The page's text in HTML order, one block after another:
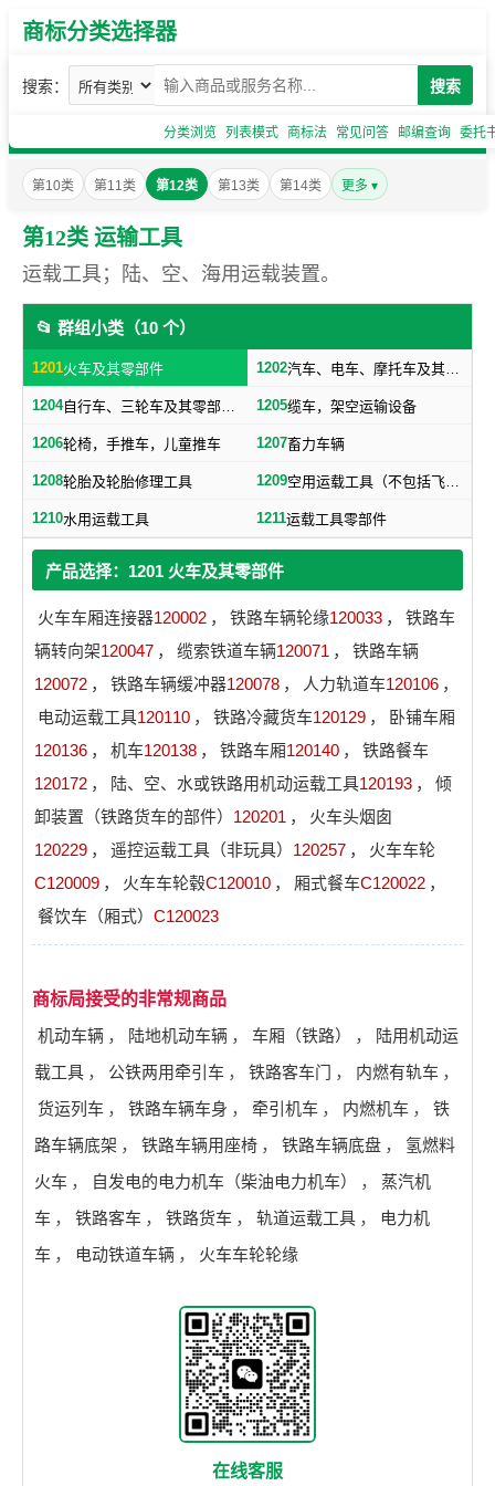
商标分类选择器
搜索： 搜索
分类浏览 列表模式 商标法 常见问答 邮编查询 委托
第10类 第11类 第12类 第13类 第14类 更多 ▾
第12类 运输工具
运载工具；陆、空、海用运载装置。
📂 群组小类（10 个）
1201火车及其零部件 1202 汽车、电车、摩托车及其零部件（不包括轮胎）
1204 自行车、三轮车及其零部件（不包括轮胎） 1205缆车，架空运输设备
1206轮椅，手推车，儿童推车 1207畜力车辆
1208轮胎及轮胎修理工具 1209 空用运载工具（不包括飞机轮胎）
1210水用运载工具 1211运载工具零部件
产品选择：1201 火车及其零部件
火车车厢连接器120002 ， 铁路车辆轮缘120033 ，
铁路车
辆转向架120047 ， 缆索铁道车辆120071 ，
铁路车辆
120072 ， 铁路车辆缓冲器120078 ， 人力轨道车120106 ，
电动运载工具120110 ， 铁路冷藏货车120129 ，
卧铺车厢
120136 ， 机车120138 ， 铁路车厢120140 ，
铁路餐车
120172 ， 陆、空、水或铁路用机动运载工具120193 ，
倾
卸装置（铁路货车的部件） 120201 ，
火车头烟囱
120229 ， 遥控运载工具（非玩具） 120257 ，
火车车轮
C120009 ， 火车车轮毂C120010 ， 厢式餐车C120022 ，
餐饮车（厢式） C120023
商标局接受的非常规商品
机动车辆 ， 陆地机动车辆 ， 车厢（铁路） ，
陆用机动运
载工具 ， 公铁两用牵引车 ， 铁路客车门 ， 内燃有轨车 ，
货运列车 ， 铁路车辆车身 ， 牵引机车 ， 内燃机车 ，
铁
路车辆底架 ， 铁路车辆用座椅 ， 铁路车辆底盘 ，
氢燃料
火车 ， 自发电的电力机车（柴油电力机车） ，
蒸汽机
车 ， 铁路客车 ， 铁路货车 ， 轨道运载工具 ，
电力机
车 ， 电动铁道车辆 ， 火车车轮轮缘
在线客服